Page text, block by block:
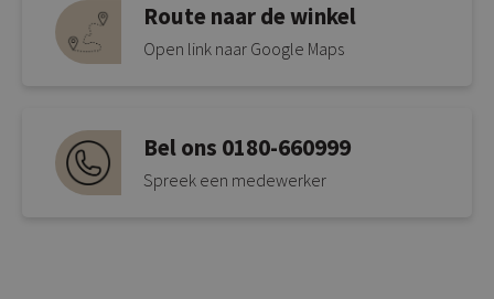
Route naar de winkel
Open link naar Google Maps
Bel ons 0180-660999
Spreek een medewerker